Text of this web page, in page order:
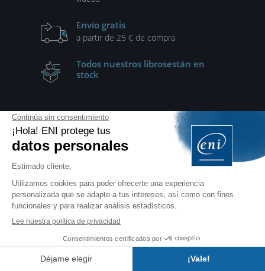
Envío gratis
a partir de 25 € de compra
Todos nuestros librosestán en
stock
Suscríbase a nuestra newsletter
nuestra Política de protección de datos de carácter
personal
Aceptar
Actualidad